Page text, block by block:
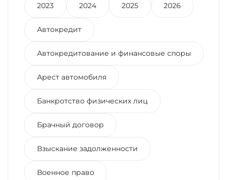
2023 2024 2025 2026
Автокредит
Автокредитование и финансовые споры
Арест автомобиля
Банкротство физических лиц
Брачный договор
Взыскание задолженности
Военное право